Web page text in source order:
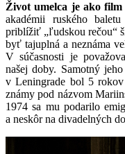
Život umelca je ako film
akadémii ruského
priblížiť „ľudskou rečou“
byť tajuplná a neznáma
V súčasnosti je
našej doby. Samotný
v Leningrade bol 5
známy pod názvom
1974 sa mu podarilo
a neskôr na divadelných